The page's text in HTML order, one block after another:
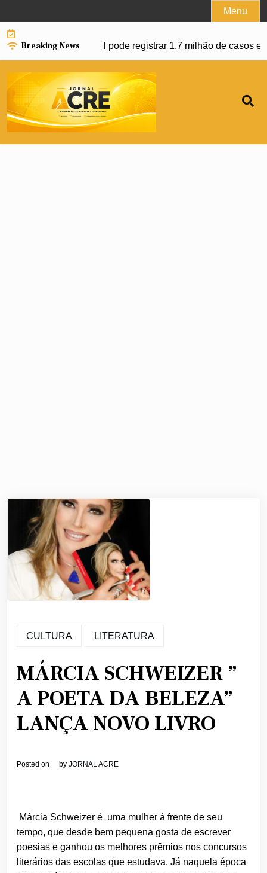
to
content
Menu
Breaking News
dengue e Brasil pode registrar 1,7 milhão de casos em
CULTURA LITERATURA
MÁRCIA SCHWEIZER ”
A POETA DA BELEZA”
LANÇA NOVO LIVRO
Posted on by JORNAL ACRE
Márcia Schweizer é uma mulher à frente de seu
tempo, que desde bem pequena gosta de escrever
poesias e ganhou os melhores prêmios nos concursos
literários das escolas que estudava. Já naquela época